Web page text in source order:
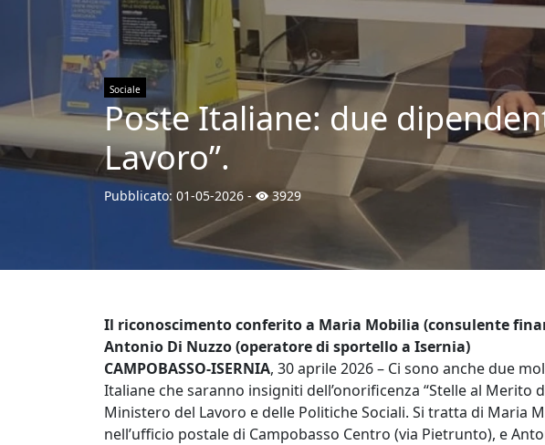
Sociale
Poste Italiane: due
Lavoro”.
Pubblicato: 01-05-2026 - 3929
Il riconoscimento conferito a Maria Mobilia (consulente
Antonio Di Nuzzo (operatore di sportello a Isernia)
CAMPOBASSO-ISERNIA, 30 aprile 2026 – Ci sono anche due
Italiane che saranno insigniti dell’onorificenza “Stelle al Merito
Ministero del Lavoro e delle Politiche Sociali. Si tratta di Maria
nell’ufficio postale di Campobasso Centro (via Pietrunto), e